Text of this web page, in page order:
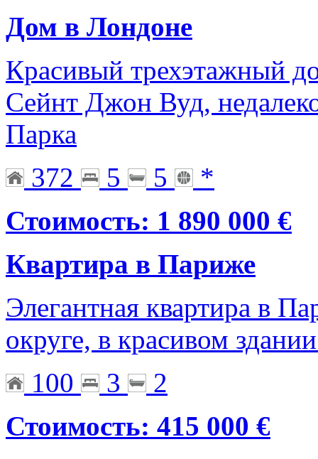
Дом в Лондоне
Красивый трехэтажный
Сейнт Джон Вуд,
Парка
372
5 5
*
Стоимость: 1 890 000 €
Квартира в Париже
Элегантная квартира в
округе, в красивом
100
3
2
Стоимость: 415 000 €